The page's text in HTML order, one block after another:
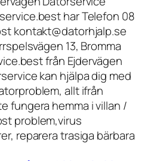
har Telefon 08
kontakt@datorhjalp.se
13, Bromma
från Ejdervägen
kan hjälpa dig med
allt ifrån
fungera hemma i villan /
problem,virus
reparera trasiga bärbara